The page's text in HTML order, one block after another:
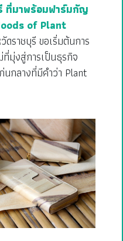
ที่มาพร้อมฟาร์มกัญ
of Plant
ราชบุรี ขอเริ่มต้นการ
มุ่งสู่การเป็นธุรกิจ
กลางที่มีคำว่า Plant